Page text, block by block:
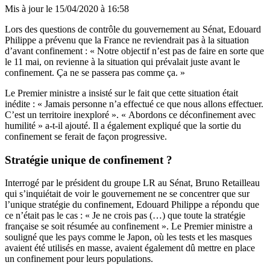
Mis à jour le 15/04/2020 à 16:58
Lors des questions de contrôle du gouvernement au Sénat, Edouard
Philippe a prévenu que la France ne reviendrait pas à la situation
d’avant confinement : « Notre objectif n’est pas de faire en sorte que
le 11 mai, on revienne à la situation qui prévalait juste avant le
confinement. Ça ne se passera pas comme ça. »
Le Premier ministre a insisté sur le fait que cette situation était
inédite : « Jamais personne n’a effectué ce que nous allons effectuer.
C’est un territoire inexploré ». « Abordons ce déconfinement avec
humilité » a-t-il ajouté. Il a également expliqué que la sortie du
confinement se ferait de façon progressive.
Stratégie unique de confinement ?
Interrogé par le président du groupe LR au Sénat, Bruno Retailleau
qui s’inquiétait de voir le gouvernement ne se concentrer que sur
l’unique stratégie du confinement, Edouard Philippe a répondu que
ce n’était pas le cas : « Je ne crois pas (…) que toute la stratégie
française se soit résumée au confinement ». Le Premier ministre a
souligné que les pays comme le Japon, où les tests et les masques
avaient été utilisés en masse, avaient également dû mettre en place
un confinement pour leurs populations.